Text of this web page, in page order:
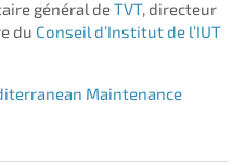
général deTVT, directeur
du Conseil d’Institut de l’IUT
Maintenance